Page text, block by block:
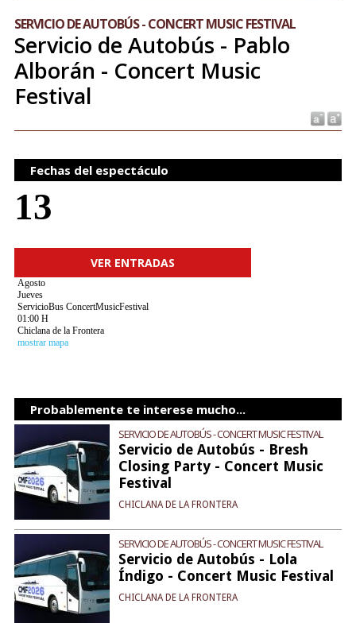
SERVICIO DE AUTOBÚS - CONCERT MUSIC FESTIVAL
Servicio de Autobús - Pablo
Alborán - Concert Music
Festival
Fechas del espectáculo
13
VER ENTRADAS
Agosto
Jueves
ServicioBus ConcertMusicFestival
01:00 H
Chiclana de la Frontera
mostrar mapa
Probablemente te interese mucho...
SERVICIO DE AUTOBÚS - CONCERT MUSIC FESTIVAL
Servicio de Autobús - Bresh
Closing Party - Concert Music
Festival
CHICLANA DE LA FRONTERA
SERVICIO DE AUTOBÚS - CONCERT MUSIC FESTIVAL
Servicio de Autobús - Lola
Índigo - Concert Music Festival
CHICLANA DE LA FRONTERA